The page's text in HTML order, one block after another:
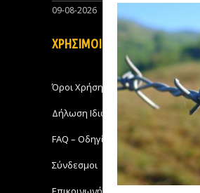
09-08-2026
ΧΡΗΣΙΜΟΙ ΣΥΝΔΕΣΜΟΙ
Όροι Χρήσης
Δήλωση Ιδιωτικότητας
FAQ – Οδηγίες Χρήσης
Σύνδεσμοι